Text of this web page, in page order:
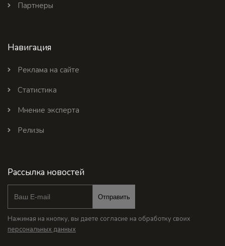
Партнеры
Навигация
Реклама на сайте
Статистика
Мнение эксперта
Релизы
Рассылка новостей
Отправить
Нажимая на кнопку, вы даете согласие на обработку своих
персональных данных